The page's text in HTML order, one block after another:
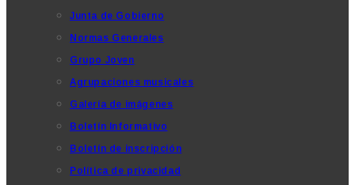
Junta de Gobierno
Normas Generales
Grupo Joven
Agrupaciones musicales
Galería de imágenes
Boletín Informativo
Boletín de inscripción
Política de privacidad